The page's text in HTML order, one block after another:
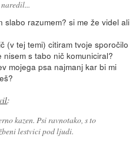
slabo razumem? si me že videl ali
(v tej temi) citiram tvoje sporočilo
s tabo nič komuniciral?
mojega psa najmanj kar bi mi
:
kazen. Psi ravnotako, s to
lestvici pod ljudi.